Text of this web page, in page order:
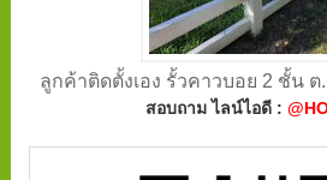
ลูกค้าติดตั้งเอง รั้วคาวบอย 2 ชั้น ต
สอบถาม ไลน์ไอดี :